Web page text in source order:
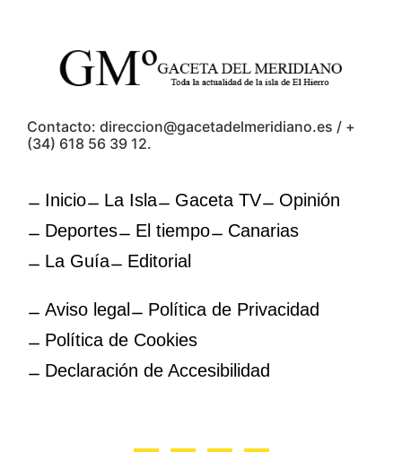
Contacto: direccion@gacetadelmeridiano.es / +
(34) 618 56 39 12.
Inicio La Isla Gaceta TV
Opinión
Deportes
El tiempo
Canarias
La Guía
Editorial
Aviso legal
Política de Privacidad
Política de Cookies
Declaración de Accesibilidad